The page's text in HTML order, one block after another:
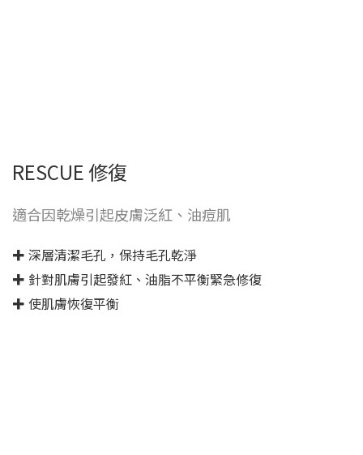
RESCUE 修復
適合因乾燥引起皮膚泛紅、油痘肌
✚ 深層清潔毛孔，保持毛孔乾淨
✚ 針對肌膚引起發紅、油脂不平衡緊急修復
✚ 使肌膚恢復平衡